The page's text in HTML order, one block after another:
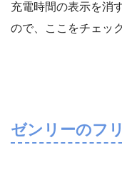
充電時間の表示を消
ので、ここをチェッ
ゼンリーのフ